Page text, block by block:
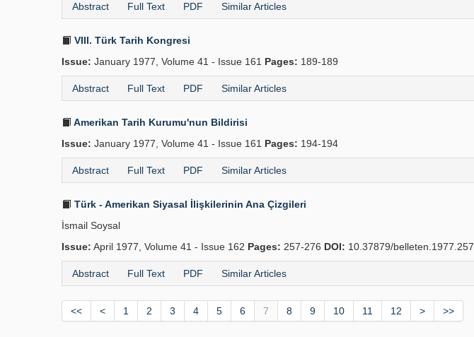
Abstract Full Text PDF Similar Articles
VIII. Türk Tarih Kongresi
Issue: January 1977, Volume 41 - Issue 161 Pages: 189-189
Abstract Full Text PDF Similar Articles
Amerikan Tarih Kurumu'nun Bildirisi
Issue: January 1977, Volume 41 - Issue 161 Pages: 194-194
Abstract Full Text PDF Similar Articles
Türk - Amerikan Siyasal İlişkilerinin Ana Çizgileri
İsmail Soysal
Issue: April 1977, Volume 41 - Issue 162 Pages: 257-276 DOI: 10.37879/belleten.1977.257
Abstract Full Text PDF Similar Articles
<< < 1 2 3 4 5 6 7 8 9 10 11 12 > >>